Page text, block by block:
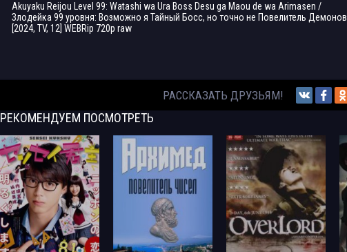
Akuyaku Reijou Level 99: Watashi wa Ura Boss Desu ga Maou de wa Arimasen /
Злодейка 99 уровня: Возможно я Тайный Босс, но точно не Повелитель Демонов
[2024, TV, 12] WEBRip 720p raw
РАССКАЗАТЬ ДРУЗЬЯМ!
РЕКОМЕНДУЕМ ПОСМОТРЕТЬ